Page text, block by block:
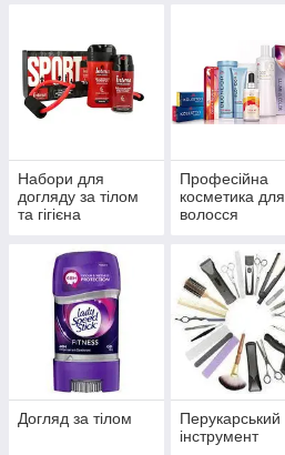
Набори для
догляду за тілом
та гігієна
Професійна
косметика для
волосся
Догляд за тілом
Перукарський
інструмент